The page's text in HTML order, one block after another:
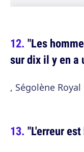
"Les
sur dix il y en a
, Ségolène Royal
"L'erreur